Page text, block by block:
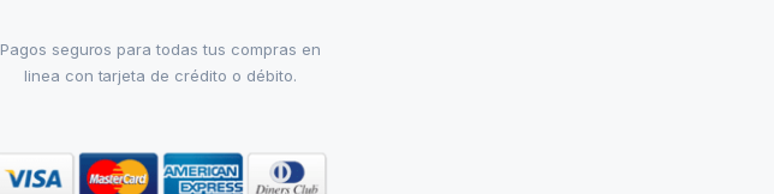
Pagos seguros para todas tus compras en
linea con tarjeta de crédito o débito.